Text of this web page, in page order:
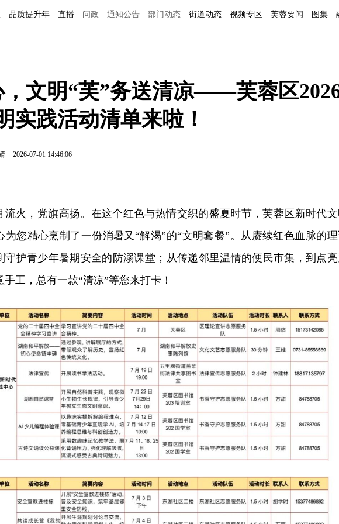
品质提升年 直播 问政 通知公告 部门动态 街道动态 视频专区 芙蓉要闻 图集
，文明“芙”务送清凉——芙蓉区
实践活动清单来啦！
2026-07-01 14:46:06
流火，党旗高扬。在这个红色与热情交织的盛夏时节，芙蓉区新时代
为您精心烹制了一份消暑又“解渴”的“文明套餐”。从赓续红色血脉的
守护青少年暑期安全的防溺课堂；从传递邻里温情的便民市集，到点
手工，总有一款“清凉”等您来打卡！